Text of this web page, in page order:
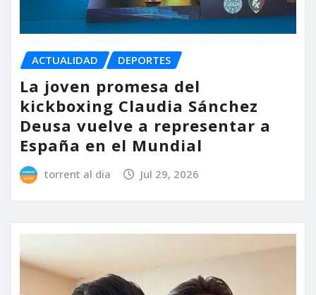
ACTUALIDAD DEPORTES
La joven promesa del
kickboxing Claudia Sánchez
Deusa vuelve a representar a
España en el Mundial
torrent al dia Jul 29, 2026